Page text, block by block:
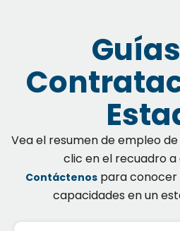
Vea el resumen de empleo
clic en el recuadro a
Contáctenos para conocer
capacidades en un